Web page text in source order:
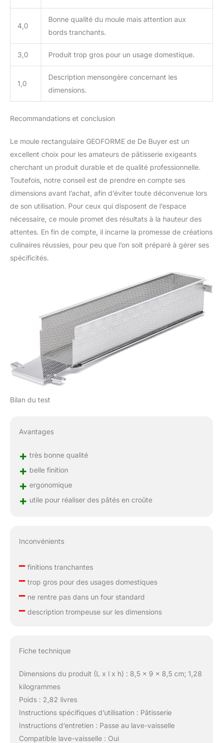
4,0
Bonne qualité du moule mais attention aux
bords tranchants.
3,0 Produit trop gros pour un usage domestique.
1,0
Description mensongère concernant les
dimensions.
Recommandations et conclusion
Le moule rectangulaire GEOFORME de De Buyer est un
excellent choix pour les amateurs de pâtisserie exigeants
cherchant un produit durable et de qualité professionnelle.
Toutefois, notre conseil est de prendre en compte ses
dimensions avant l’achat, afin d’éviter toute déconvenue lors
de son utilisation. Pour ceux qui disposent de l’espace
nécessaire, ce moule promet des résultats à la hauteur des
attentes. En fin de compte, il incarne la promesse de créations
culinaires réussies, pour peu que l’on soit préparé à gérer ses
spécificités.
Bilan du test
Avantages
+ très bonne qualité
+ belle finition
+ ergonomique
+ utile pour réaliser des pâtés en croûte
Inconvénients
–finitions tranchantes
–trop gros pour des usages domestiques
–ne rentre pas dans un four standard
–description trompeuse sur les dimensions
Fiche technique
Dimensions du produit (L x l x h) : 8,5 x 9 x 8,5 cm; 1,28
kilogrammes
Poids : 2,82 livres
Instructions spécifiques d’utilisation : Pâtisserie
Instructions d’entretien : Passe au lave-vaisselle
Compatible lave-vaisselle : Oui